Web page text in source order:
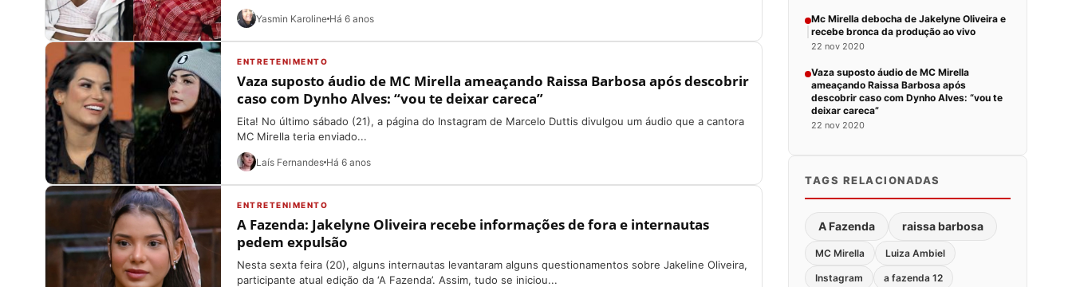
Yasmin Karoline Há 6 anos
ENTRETENIMENTO
Vaza suposto áudio de MC Mirella ameaçando Raissa Barbosa após descobrir
caso com Dynho Alves: “vou te deixar careca”
Eita! No último sábado (21), a página do Instagram de Marcelo Duttis divulgou um áudio que a cantora
MC Mirella teria enviado...
Laís Fernandes Há 6 anos
ENTRETENIMENTO
A Fazenda: Jakelyne Oliveira recebe informações de fora e internautas
pedem expulsão
Nesta sexta feira (20), alguns internautas levantaram alguns questionamentos sobre Jakeline Oliveira,
participante atual edição da ‘A Fazenda’. Assim, tudo se iniciou...
Mc Mirella debocha de Jakelyne Oliveira e
recebe bronca da produção ao vivo
22 nov 2020
Vaza suposto áudio de MC Mirella
ameaçando Raissa Barbosa após
descobrir caso com Dynho Alves: “vou te
deixar careca”
22 nov 2020
TAGS RELACIONADAS
A Fazenda raissa barbosa
MC Mirella Luiza Ambiel
Instagram a fazenda 12